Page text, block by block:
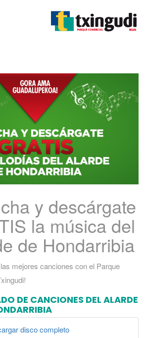
y descárgate
la música del
de Hondarribia
mejores canciones con el Parque
DE CANCIONES DEL ALARDE
disco completo